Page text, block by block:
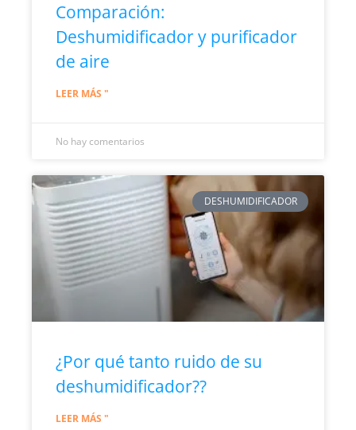
Comparación:
Deshumidificador y purificador
de aire
LEER MÁS "
No hay comentarios
DESHUMIDIFICADOR
¿Por qué tanto ruido de su
deshumidificador??
LEER MÁS "